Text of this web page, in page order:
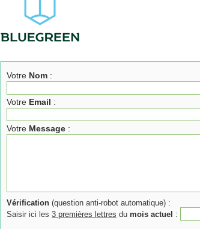
Votre Nom :
Votre Email :
Votre Message :
Vérification (question anti-robot automatique) :
Saisir ici les 3 premières lettres du mois actuel :